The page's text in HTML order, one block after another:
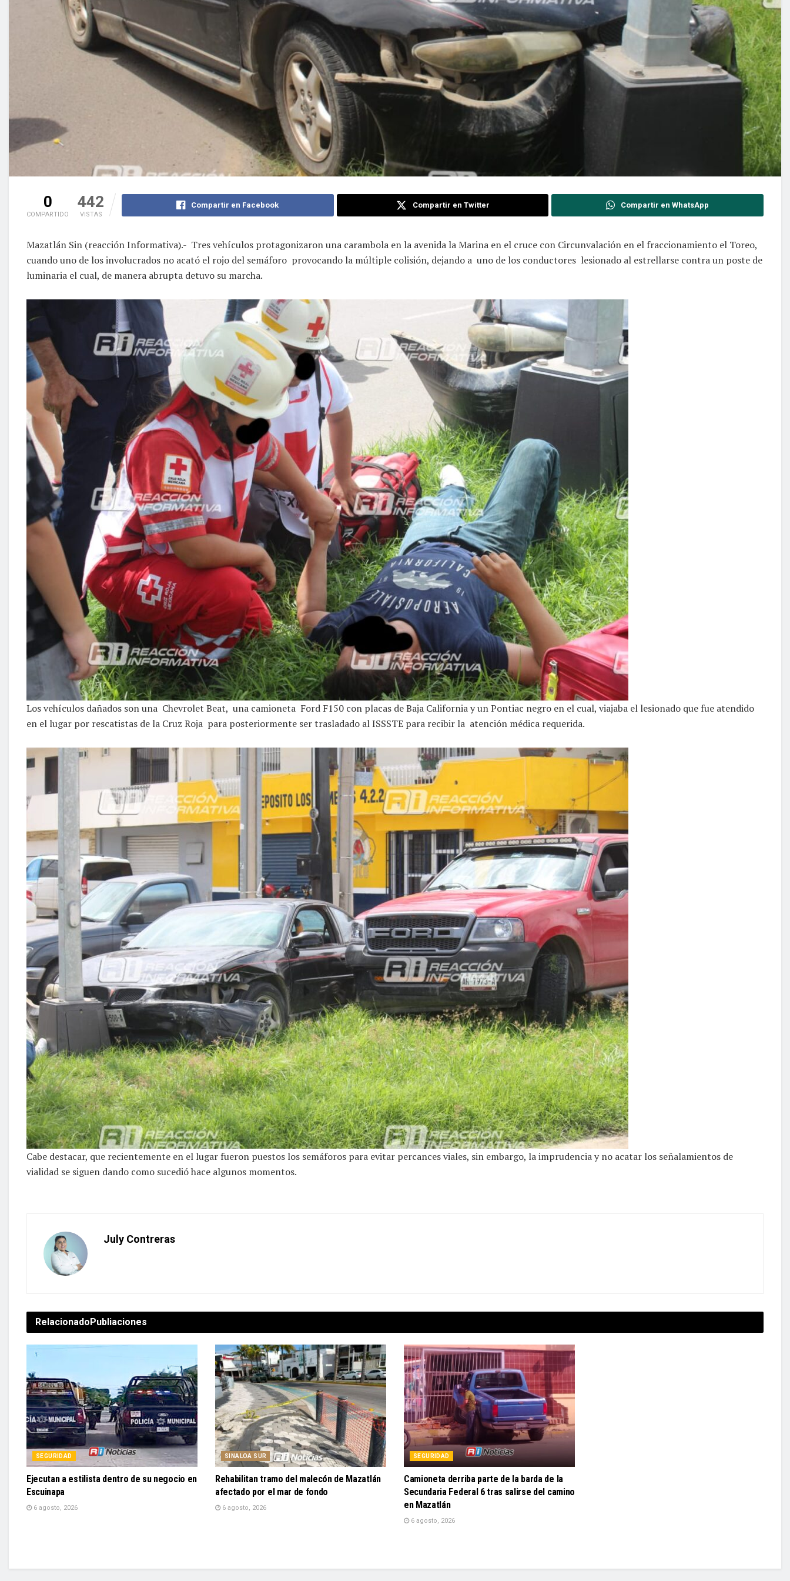
0
COMPARTIDO
442
VISTAS
Compartir en Facebook Compartir en Twitter Compartir en WhatsApp
Mazatlán Sin (reacción Informativa).- Tres vehículos protagonizaron una carambola en la avenida la Marina en el cruce con Circunvalación en el fraccionamiento el Toreo,
cuando uno de los involucrados no acató el rojo del semáforo provocando la múltiple colisión, dejando a uno de los conductores lesionado al estrellarse contra un poste de
luminaria el cual, de manera abrupta detuvo su marcha.
Los vehículos dañados son una Chevrolet Beat, una camioneta Ford F150 con placas de Baja California y un Pontiac negro en el cual, viajaba el lesionado que fue atendido
en el lugar por rescatistas de la Cruz Roja para posteriormente ser trasladado al ISSSTE para recibir la atención médica requerida.
Cabe destacar, que recientemente en el lugar fueron puestos los semáforos para evitar percances viales, sin embargo, la imprudencia y no acatar los señalamientos de
vialidad se siguen dando como sucedió hace algunos momentos.
July Contreras
RelacionadoPubliaciones
SEGURIDAD
Ejecutan a estilista dentro de su negocio en
Escuinapa
6 agosto, 2026
SINALOA SUR
Rehabilitan tramo del malecón de Mazatlán
afectado por el mar de fondo
6 agosto, 2026
SEGURIDAD
Camioneta derriba parte de la barda de la
Secundaria Federal 6 tras salirse del camino
en Mazatlán
6 agosto, 2026